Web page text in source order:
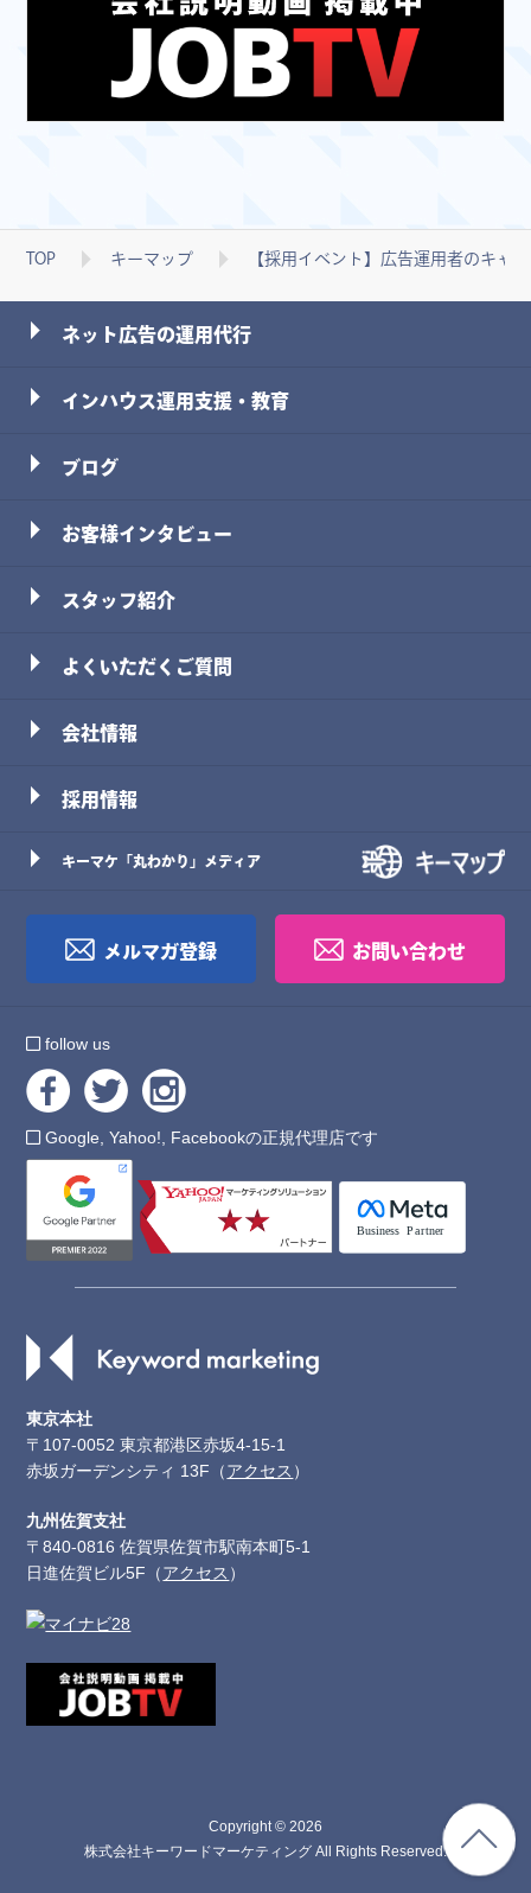
TOP キーマップ 【採用イベント】広告運用者のキャ
東京本社
〒107-0052 東京都港区赤坂4-15-1
赤坂ガーデンシティ 13F（アクセス ）
九州佐賀支社
〒840-0816 佐賀県佐賀市駅南本町5-1
日進佐賀ビル5F（アクセス ）
ネット広告の運用代行
インハウス運用支援・教育
ブログ
お客様インタビュー
スタッフ紹介
よくいただくご質問
会社情報
採用情報
キーマケ「丸わかり」メディア
メルマガ登録 お問い合わせ
follow us
Google, Yahoo!, Facebookの正規代理店です
Copyright © 2026
株式会社キーワードマーケティング All Rights Reserved.